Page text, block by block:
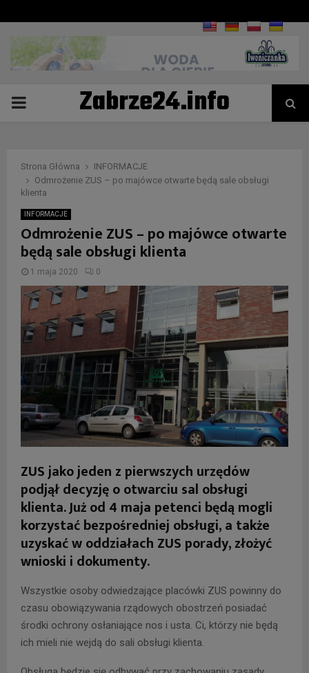
PRIMARYZabrze24.info
Strona Główna
INFORMACJE
Odmrożenie ZUS – po majówce otwarte będą sale obsługi
klienta
INFORMACJE
Odmrożenie ZUS – po majówce otwarte
będą sale obsługi klienta
1 maja 2020 0
ZUS jako jeden z pierwszych urzędów
podjął decyzję o otwarciu sal obsługi
klienta. Już od 4 maja petenci będą mogli
korzystać bezpośredniej obsługi, a także
uzyskać w oddziałach ZUS porady, złożyć
wnioski i dokumenty.
Wszystkie osoby odwiedzające placówki ZUS powinny do
czasu obowiązywania rządowych obostrzeń posiadać
środki ochrony osłaniające nos i usta. Ci, którzy nie będą
ich mieli nie wejdą do sali obsługi klienta.